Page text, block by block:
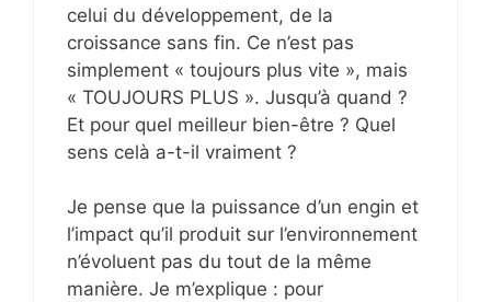
celui du développement, de la
croissance sans fin. Ce n’est pas
simplement « toujours plus vite », mais
« TOUJOURS PLUS ». Jusqu’à quand ?
Et pour quel meilleur bien-être ? Quel
sens celà a-t-il vraiment ?
Je pense que la puissance d’un engin et
l’impact qu’il produit sur l’environnement
n’évoluent pas du tout de la même
manière. Je m’explique : pour